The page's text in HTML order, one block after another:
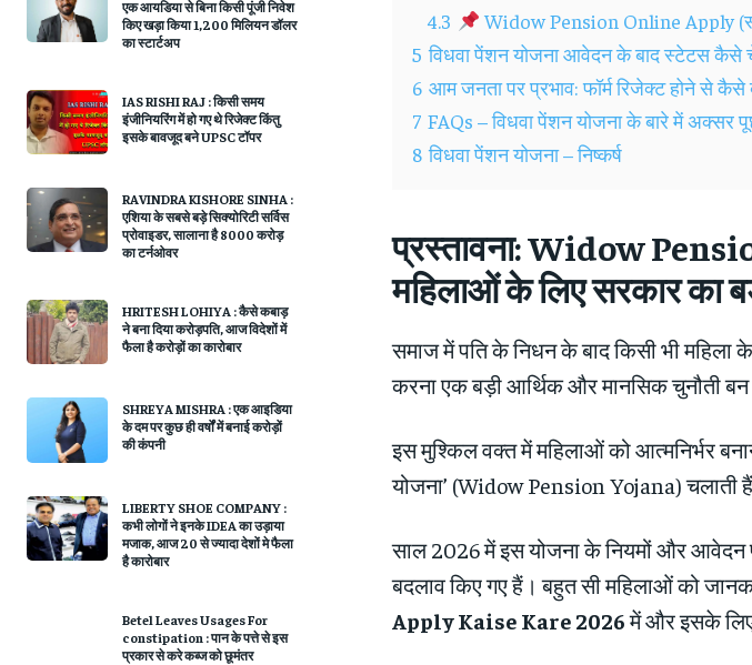
एक आयडिया से बिना किसी पूंजी निवेश
किए खड़ा किया 1,200 मिलियन डॉलर
का स्टार्टअप
IAS RISHI RAJ : किसी समय
इंजीनियरिंग में हो गए थे रिजेक्ट किंतु
इसके बावजूद बने UPSC टॉपर
RAVINDRA KISHORE SINHA :
एशिया के सबसे बड़े सिक्योरिटी सर्विस
प्रोवाइडर, सालाना है 8000 करोड़
का टर्नओवर
HRITESH LOHIYA : कैसे कबाड़
ने बना दिया करोड़पति, आज विदेशों में
फैला है करोड़ों का कारोबार
SHREYA MISHRA : एक आइडिया
के दम पर कुछ ही वर्षों में बनाई करोड़ों
की कंपनी
LIBERTY SHOE COMPANY :
कभी लोगों ने इनके IDEA का उड़ाया
मजाक, आज 20 से ज्यादा देशों मे फैला
है कारोबार
Betel Leaves Usages For
constipation : पान के पत्ते से इस
प्रकार से करे कब्ज को छूमंतर
4.3
Widow Pension Online Apply
5 विधवा पेंशन योजना आवेदन के बाद स्टेटस कैसे
6 आम जनता पर प्रभाव: फॉर्म रिजेक्ट होने से कैसे
7 FAQs – विधवा पेंशन योजना के बारे में अक्सर
8 विधवा पेंशन योजना – निष्कर्ष
प्रस्तावना: Widow
महिलाओं के लिए सरकार का
समाज में पति के निधन के बाद किसी भी
करना एक बड़ी आर्थिक और मानसिक चुनौती बन
इस मुश्किल वक्त में महिलाओं को आत्मनिर्भर
योजना’ (Widow Pension Yojana) चलाती
साल 2026 में इस योजना के नियमों और आवेदन
बदलाव किए गए हैं। बहुत सी महिलाओं को
Apply Kaise Kare 2026में और इसके